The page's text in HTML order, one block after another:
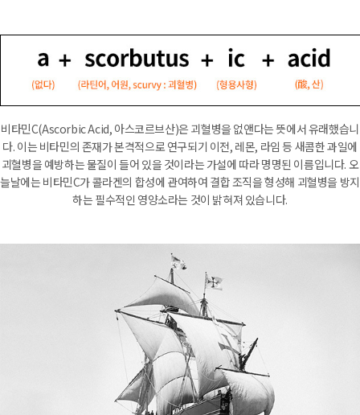
비타민C(Ascorbic Acid, 아스코르브산)은 괴혈병을 없앤다는 뜻에서 유래했습니
다. 이는 비타민의 존재가 본격적으로 연구되기 이전, 레몬, 라임 등 새콤한 과일에
괴혈병을 예방하는 물질이 들어 있을 것이라는 가설에 따라 명명된 이름입니다. 오
늘날에는 비타민C가 콜라겐의 합성에 관여하여 결합 조직을 형성해 괴혈병을 방지
하는 필수적인 영양소라는 것이 밝혀져 있습니다.